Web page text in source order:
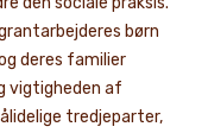
børn
deres familier
vigtigheden af
tredjeparter,